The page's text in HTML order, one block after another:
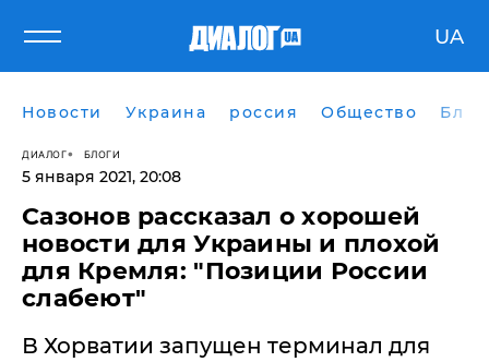
UA
Новости Украина россия Общество
ДИАЛОГ БЛОГИ
5 января 2021, 20:08
Сазонов рассказал о хорошей
новости для Украины и плохой
для Кремля: "Позиции России
слабеют"
В Хорватии запущен терминал для